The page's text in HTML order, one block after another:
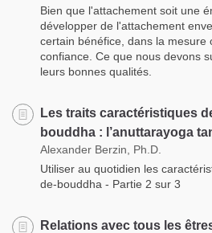
Bien que l'attachement soit une
développer de l'attachement
certain bénéfice, dans la mesure
confiance. Ce que nous devons
leurs bonnes qualités.
Les traits caractéristiques
bouddha : l’anuttarayoga
Alexander Berzin, Ph.D.
Utiliser au quotidien les
de-bouddha - Partie 2 sur 3
Relations avec tous les